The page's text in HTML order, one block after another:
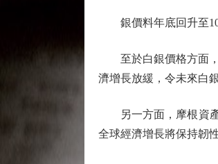
銀價料年底回升至
至於白銀價格方面，
濟增長放緩，令未來白
另一方面，摩根資產
全球經濟增長將保持韌